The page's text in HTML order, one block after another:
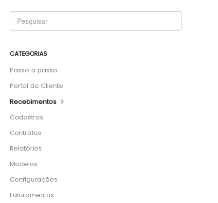
CATEGORIAS
Passo a passo
Portal do Cliente
Recebimentos
Cadastros
Contratos
Relatórios
Modelos
Configurações
Faturamentos